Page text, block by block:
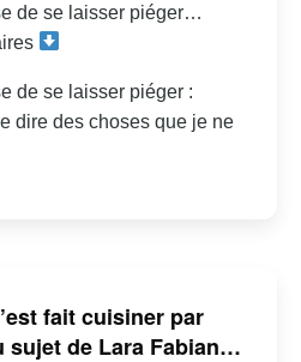
de se laisser piéger…
de se laisser piéger :
dire des choses que je ne
fait cuisiner par
sujet de Lara Fabian…